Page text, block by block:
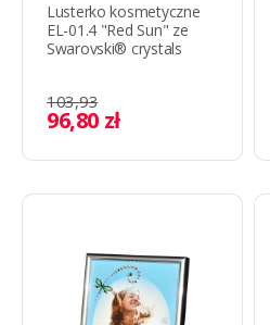
Lusterko kosmetyczne
EL-01.4 "Red Sun" ze
Swarovski® crystals
103,93
96,80 zł